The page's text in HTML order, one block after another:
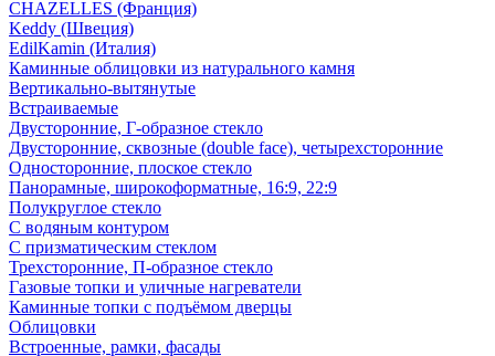
CHAZELLES (Франция)
Keddy (Швеция)
EdilKamin (Италия)
Каминные облицовки из натурального камня
Вертикально-вытянутые
Встраиваемые
Двусторонние, Г-образное стекло
Двусторонние, сквозные (double face), четырехсторонние
Односторонние, плоское стекло
Панорамные, широкоформатные, 16:9, 22:9
Полукруглое стекло
С водяным контуром
С призматическим стеклом
Трехсторонние, П-образное стекло
Газовые топки и уличные нагреватели
Каминные топки с подъёмом дверцы
Облицовки
Встроенные, рамки, фасады